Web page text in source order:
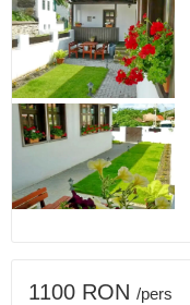
1100 RON /pers